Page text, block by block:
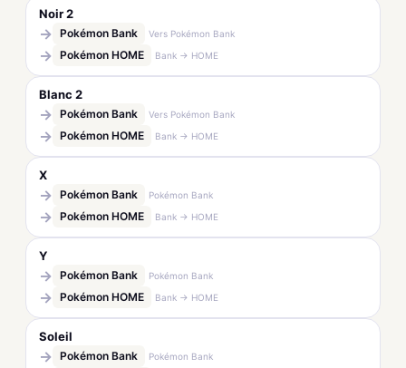
Noir 2
→ Pokémon Bank Vers Pokémon Bank
→ Pokémon HOME Bank → HOME
Blanc 2
→ Pokémon Bank Vers Pokémon Bank
→ Pokémon HOME Bank → HOME
X
→ Pokémon Bank Pokémon Bank
→ Pokémon HOME Bank → HOME
Y
→ Pokémon Bank Pokémon Bank
→ Pokémon HOME Bank → HOME
Soleil
→ Pokémon Bank Pokémon Bank